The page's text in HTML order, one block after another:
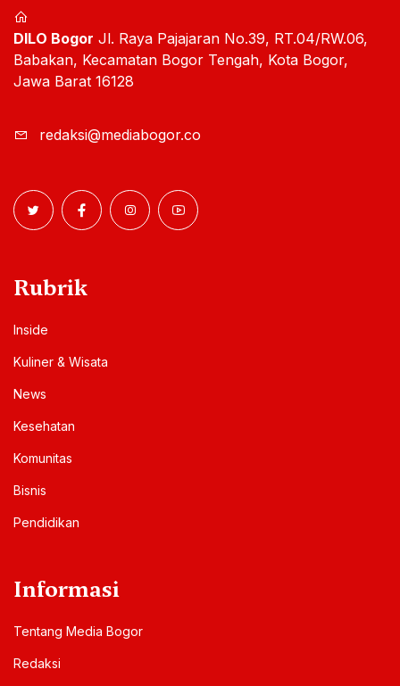
DILO Bogor Jl. Raya Pajajaran No.39, RT.04/RW.06,
Babakan, Kecamatan Bogor Tengah, Kota Bogor,
Jawa Barat 16128
redaksi@mediabogor.co
Rubrik
Inside
Kuliner & Wisata
News
Kesehatan
Komunitas
Bisnis
Pendidikan
Informasi
Tentang Media Bogor
Redaksi